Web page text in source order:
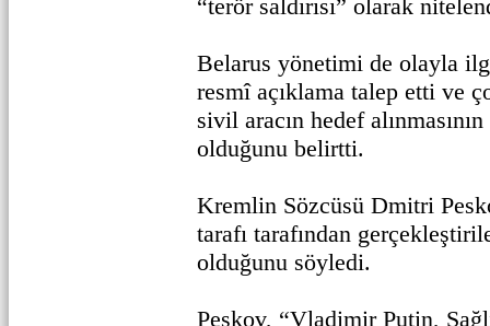
“terör saldırısı” olarak
Belarus yönetimi de olayla
resmî açıklama talep etti ve
sivil aracın hedef
olduğunu belirtti.
Kremlin Sözcüsü Dmitri
tarafı tarafından
olduğunu söyledi.
Peskov, “Vladimir Putin,